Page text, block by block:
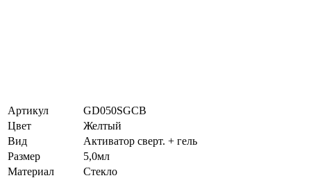
Артикул
GD050SGCB
Цвет
Желтый
Вид
Активатор сверт. + гель
Размер
5,0мл
Материал
Стекло